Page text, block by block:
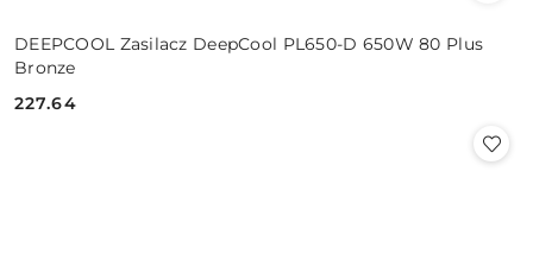
DEEPCOOL Zasilacz DeepCool PL650-D 650W 80 Plus
Bronze
Cena:
227.64